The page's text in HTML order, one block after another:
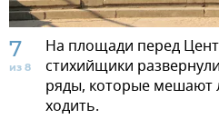
7
из 8
На площади перед
стихийщики
ряды, которые мешают
ходить.